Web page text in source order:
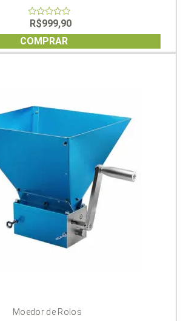
0
out
of
5
R$999,90
COMPRAR
Moedor de Rolos